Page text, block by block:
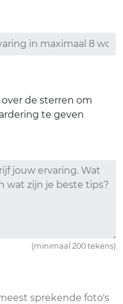
de sterren om
te geven
(minimaal 200 tekens)
sprekende foto's